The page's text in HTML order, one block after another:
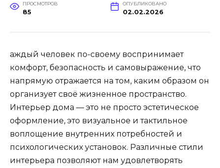
ПРОСМОТРОВ
85
ОПУБЛИКОВАНО
02.02.2026
аждый человек по-своему воспринимает
комфорт, безопасность и самовыражение, что
напрямую отражается на том, каким образом он
организует своё жизненное пространство.
Интерьер дома — это не просто эстетическое
оформление, это визуальное и тактильное
воплощение внутренних потребностей и
психологических установок. Различные стили
интерьера позволяют нам удовлетворять